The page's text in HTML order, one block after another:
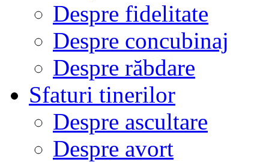
Despre fidelitate
Despre concubinaj
Despre răbdare
Sfaturi tinerilor
Despre ascultare
Despre avort